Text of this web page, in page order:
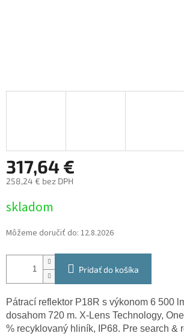
317,64 €
258,24 € bez DPH
cena:
skladom
Môžeme doručiť do: 12.8.2026
Pridať do košíka
Pátrací reflektor P18R s výkonom 6 500
dosahom 720 m. X-Lens Technology,
% recyklovaný hliník, IP68. Pre search &